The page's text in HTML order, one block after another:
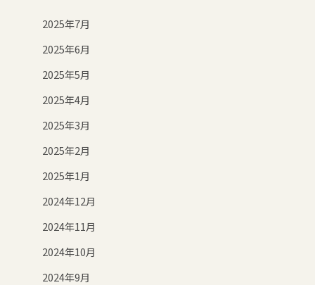
2025年7月
2025年6月
2025年5月
2025年4月
2025年3月
2025年2月
2025年1月
2024年12月
2024年11月
2024年10月
2024年9月